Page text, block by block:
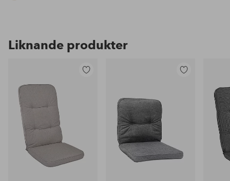
Liknande produkter